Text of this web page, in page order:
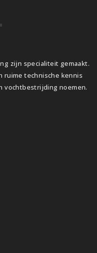
zijn specialiteit gemaakt.
ruime technische kennis
vochtbestrijding noemen.